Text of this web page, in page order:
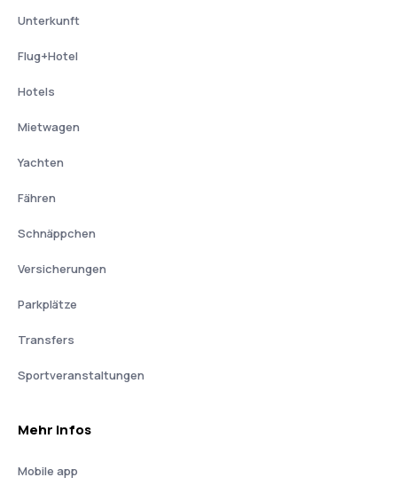
Unterkunft
Flug+Hotel
Hotels
Mietwagen
Yachten
Fähren
Schnäppchen
Versicherungen
Parkplätze
Transfers
Sportveranstaltungen
Mehr Infos
Mobile app